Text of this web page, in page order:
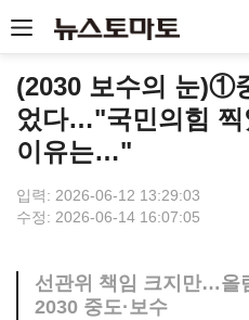
(2030 보수의 눈)①
었다…"국민의힘 찍
이유는…"
입력: 2026-06-12 13:29:03
수정: 2026-06-14 16:07:05
선관위 책임 크지만…올
2030 중도·보수